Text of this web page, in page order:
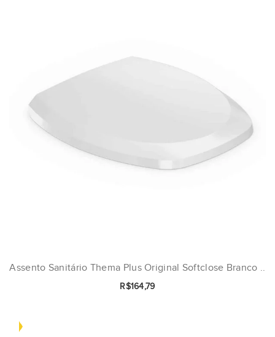
Assento Sanitário Thema Plus Original Softclose Branco ..
R$164,79